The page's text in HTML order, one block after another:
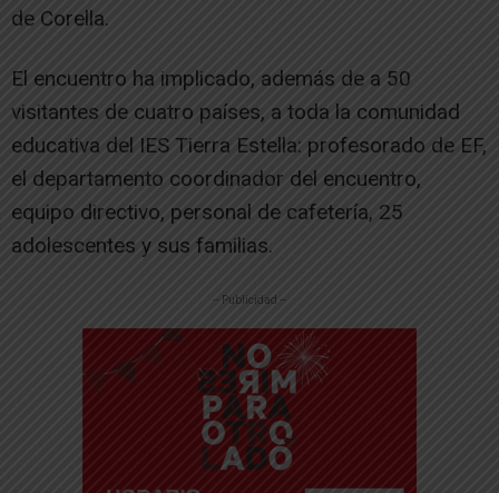
de Corella.
El encuentro ha implicado, además de a 50
visitantes de cuatro países, a toda la comunidad
educativa del IES Tierra Estella: profesorado de EF,
el departamento coordinador del encuentro,
equipo directivo, personal de cafetería, 25
adolescentes y sus familias.
-- Publicidad --